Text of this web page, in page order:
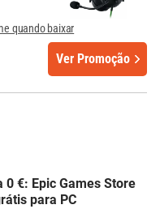
quando baixar
Ver Promoção
0 €: Epic Games Store
para PC